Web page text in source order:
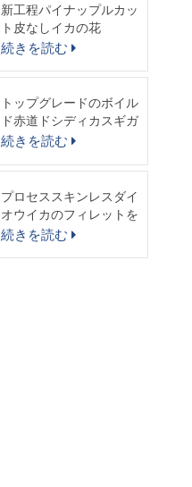
新工程パイナップルカッ
ト皮なしイカの花
続きを読む
トップグレードのボイル
ド赤道ドシディカスギガ
スイカリング
続きを読む
プロセススキンレスダイ
オウイカのフィレットを
出荷する準備ができまし
続きを読む